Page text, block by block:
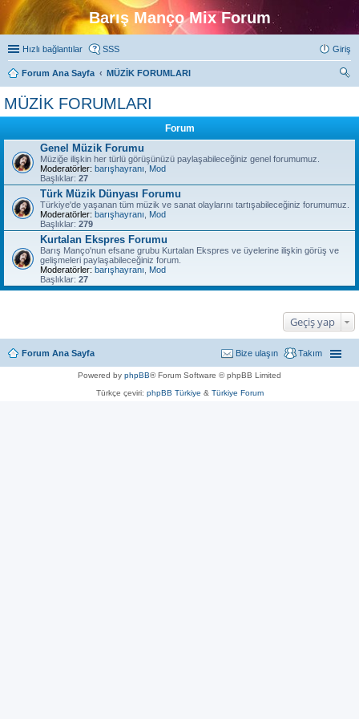
Barış Manço Mix Forum
Hızlı bağlantılar SSS Giriş
Forum Ana Sayfa
MÜZİK FORUMLARI
MÜZİK FORUMLARI
Forum
Genel Müzik Forumu
Müziğe ilişkin her türlü görüşünüzü paylaşabileceğiniz genel forumumuz.
Moderatörler: barışhayranı
Mod
Başlıklar: 27
Türk Müzik Dünyası Forumu
Türkiye'de yaşanan tüm müzik ve sanat olaylarını tartışabileceğiniz forumumuz.
Moderatörler: barışhayranı
Mod
Başlıklar: 279
Kurtalan Ekspres Forumu
Barış Manço'nun efsane grubu Kurtalan Ekspres ve üyelerine ilişkin görüş ve
gelişmeleri paylaşabileceğiniz forum.
Moderatörler: barışhayranı
Mod
Başlıklar: 27
Geçiş yap
Forum Ana Sayfa Takım
Bize ulaşın
Powered by phpBB® Forum Software © phpBB Limited
Türkçe çeviri: phpBB Türkiye & Türkiye Forum